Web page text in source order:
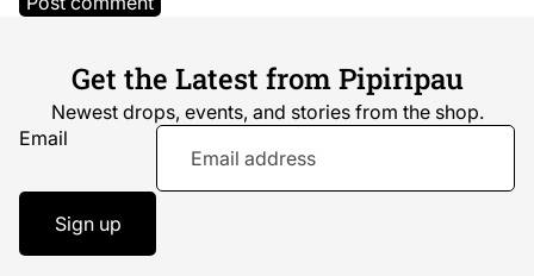
Get the Latest from Pipiripau
Newest drops, events, and stories from the shop.
Email
Sign up